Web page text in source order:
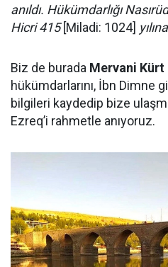
anıldı. Hükümdarlığı
Hicri 415[Miladi: 1024]
Biz de burada Mervani Kürt
hükümdarlarını, İbn Dimne
bilgileri kaydedip bize
Ezreq’i rahmetle anıyoruz.